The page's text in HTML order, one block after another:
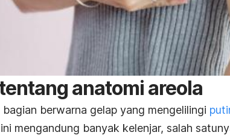
anatomi areola
berwarna gelap yang mengelilingi
mengandung banyak kelenjar, salah